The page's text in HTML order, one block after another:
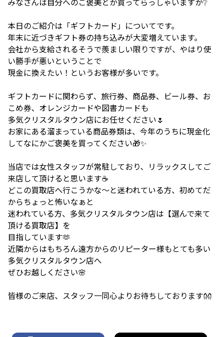
本日のご紹介は「ギフトカード」についてです。
年末に近づきギフト券の持ち込みが大変増えています。
会社から支給されるそうで羨ましい限りですが、やはり使
い勝手が悪いということで
現金に換えたい！というお客様が多いです。
ギフトカードに関わらず、旅行券、商品券、ビール券、お
こめ券、オレンジカードや図書カードも
多気クリスタルタウン店にお任せください🌷
お家にある溜まっている商品券類は、今年のうちに現金化
してなにかご褒美を買ってください🎁✨
当店では女性スタッフが常駐しており、リラックスしてご
来店して頂けると思います☕
どこの買取店へ行こうかな～と迷われている方、初めてだ
からちょっと怖いなぁと
迷われている方、多気クリスタルタウン店は【選んで来て
頂ける買取店】を
目指しています🫶
近隣からはもちろん遠方からのリピーター様もとても多い
多気クリスタルタウン店へ
ぜひお越しください🌸
皆様のご来店、スタッフ一同心よりお待ちしております👐